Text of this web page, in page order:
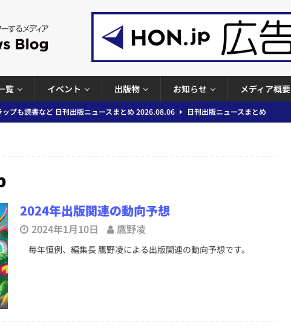
覧 イベント 出版物 お知らせ メディア概要
ップも読書など 日刊出版ニュースまとめ 2026.08.06 日刊出版ニュースまとめ
マンガワン」問題等で小学館が再発防止案と人権委員会設置を公表など 日刊出版ニュ
出版ニュースまとめ
ニュースまとめ＆コラム #726（2026年7月26日～8月1日）
が生成AIコンテンツの識別表示を義務化など 日刊出版ニュースまとめ 2026.08.02
とめ
科省、プログラミング教育にAI活用方針など 日刊出版ニュースまとめ 2026.08.01
2024年出版関連の動向予想
2024年1月10日 鷹野凌
毎年恒例、編集長 鷹野凌による出版関連の動向予想です。